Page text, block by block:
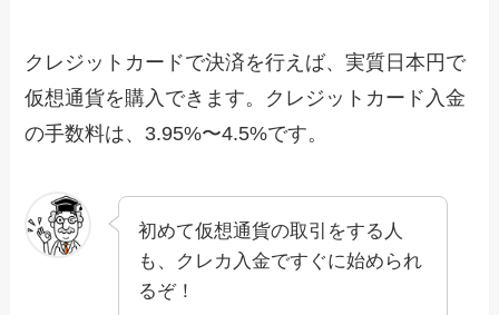
クレジットカードで決済を行えば、実質日本円で
仮想通貨を購入できます。クレジットカード入金
の手数料は、3.95%〜4.5%です。
初めて仮想通貨の取引をする人
も、クレカ入金ですぐに始められ
るぞ！